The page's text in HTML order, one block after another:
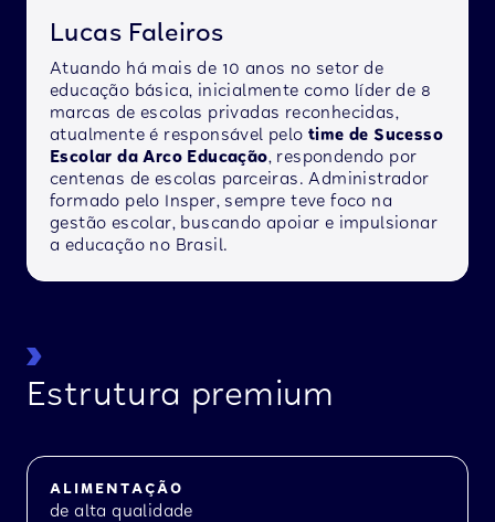
Lucas Faleiros
Atuando há mais de 10 anos no setor de
educação básica, inicialmente como líder de 8
marcas de escolas privadas reconhecidas,
atualmente é responsável pelo time de Sucesso
Escolar da Arco Educação, respondendo por
centenas de escolas parceiras. Administrador
formado pelo Insper, sempre teve foco na
gestão escolar, buscando apoiar e impulsionar
a educação no Brasil.
Estrutura premium
ALIMENTAÇÃO
de alta qualidade